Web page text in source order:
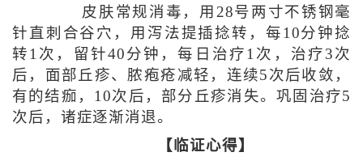
皮肤常规消毒，用28号两寸不锈钢毫
针直刺合谷穴，用泻法提插捻转，每10分钟捻
转1次，留针40分钟，每日治疗1次，治疗3次
后，面部丘疹、脓疱疮减轻，连续5次后收敛，
有的结痂，10次后，部分丘疹消失。巩固治疗5
次后，诸症逐渐消退。
【临证心得】